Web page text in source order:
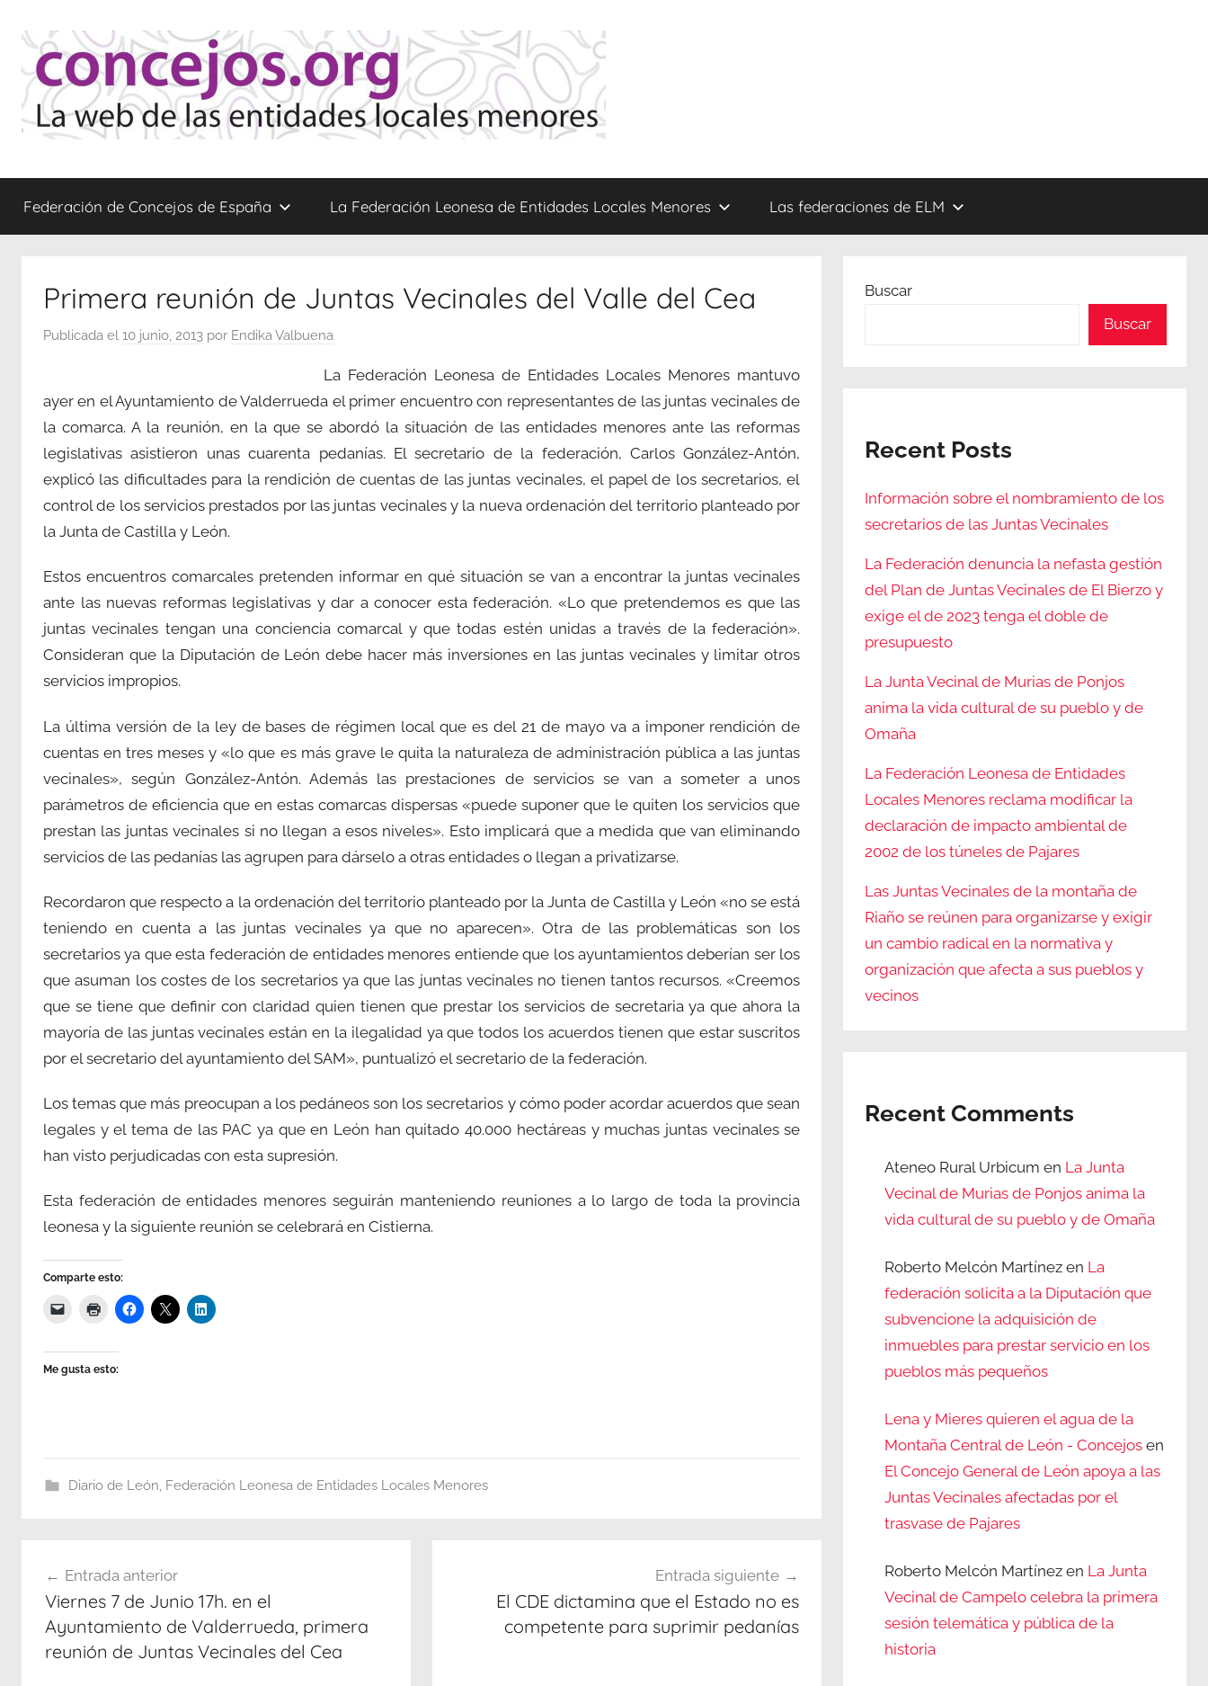
contenido
Concejos
web
de
Menores
Federación de Concejos de España La Federación Leonesa de Entidades Locales Menores Las federaciones de ELM
Primera reunión de Juntas Vecinales del Valle del Cea
Publicada el 10 junio, 2013 por Endika Valbuena
La Federación Leonesa de Entidades Locales Menores mantuvo
ayer en el Ayuntamiento de Valderrueda el primer encuentro con representantes de las juntas vecinales de
la comarca. A la reunión, en la que se abordó la situación de las entidades menores ante las reformas
legislativas asistieron unas cuarenta pedanías. El secretario de la federación, Carlos González-Antón,
explicó las dificultades para la rendición de cuentas de las juntas vecinales, el papel de los secretarios, el
control de los servicios prestados por las juntas vecinales y la nueva ordenación del territorio planteado por
la Junta de Castilla y León.
Estos encuentros comarcales pretenden informar en qué situación se van a encontrar la juntas vecinales
ante las nuevas reformas legislativas y dar a conocer esta federación. «Lo que pretendemos es que las
juntas vecinales tengan una conciencia comarcal y que todas estén unidas a través de la federación».
Consideran que la Diputación de León debe hacer más inversiones en las juntas vecinales y limitar otros
servicios impropios.
La última versión de la ley de bases de régimen local que es del 21 de mayo va a imponer rendición de
cuentas en tres meses y «lo que es más grave le quita la naturaleza de administración pública a las juntas
vecinales», según González-Antón. Además las prestaciones de servicios se van a someter a unos
parámetros de eficiencia que en estas comarcas dispersas «puede suponer que le quiten los servicios que
prestan las juntas vecinales si no llegan a esos niveles». Esto implicará que a medida que van eliminando
servicios de las pedanías las agrupen para dárselo a otras entidades o llegan a privatizarse.
Recordaron que respecto a la ordenación del territorio planteado por la Junta de Castilla y León «no se está
teniendo en cuenta a las juntas vecinales ya que no aparecen». Otra de las problemáticas son los
secretarios ya que esta federación de entidades menores entiende que los ayuntamientos deberían ser los
que asuman los costes de los secretarios ya que las juntas vecinales no tienen tantos recursos. «Creemos
que se tiene que definir con claridad quien tienen que prestar los servicios de secretaria ya que ahora la
mayoría de las juntas vecinales están en la ilegalidad ya que todos los acuerdos tienen que estar suscritos
por el secretario del ayuntamiento del SAM», puntualizó el secretario de la federación.
Los temas que más preocupan a los pedáneos son los secretarios y cómo poder acordar acuerdos que sean
legales y el tema de las PAC ya que en León han quitado 40.000 hectáreas y muchas juntas vecinales se
han visto perjudicadas con esta supresión.
Esta federación de entidades menores seguirán manteniendo reuniones a lo largo de toda la provincia
leonesa y la siguiente reunión se celebrará en Cistierna.
Comparte esto:
Me gusta esto:
Diario de León Federación Leonesa de Entidades Locales Menores
de
entradas
Entrada anterior
Viernes 7 de Junio 17h. en el
Ayuntamiento de Valderrueda, primera
reunión de Juntas Vecinales del Cea
Entrada siguiente
El CDE dictamina que el Estado no es
competente para suprimir pedanías
Buscar
Buscar
Recent Posts
Información sobre el nombramiento de los
secretarios de las Juntas Vecinales
La Federación denuncia la nefasta gestión
del Plan de Juntas Vecinales de El Bierzo y
exige el de 2023 tenga el doble de
presupuesto
La Junta Vecinal de Murias de Ponjos
anima la vida cultural de su pueblo y de
Omaña
La Federación Leonesa de Entidades
Locales Menores reclama modificar la
declaración de impacto ambiental de
2002 de los túneles de Pajares
Las Juntas Vecinales de la montaña de
Riaño se reúnen para organizarse y exigir
un cambio radical en la normativa y
organización que afecta a sus pueblos y
vecinos
Recent Comments
Ateneo Rural Urbicum en La Junta
Vecinal de Murias de Ponjos anima la
vida cultural de su pueblo y de Omaña
Roberto Melcón Martínezen La
federación solicita a la Diputación que
subvencione la adquisición de
inmuebles para prestar servicio en los
pueblos más pequeños
Lena y Mieres quieren el agua de la
Montaña Central de León - Concejosen
El Concejo General de León apoya a las
Juntas Vecinales afectadas por el
trasvase de Pajares
Roberto Melcón Martínezen La Junta
Vecinal de Campelo celebra la primera
sesión telemática y pública de la
historia